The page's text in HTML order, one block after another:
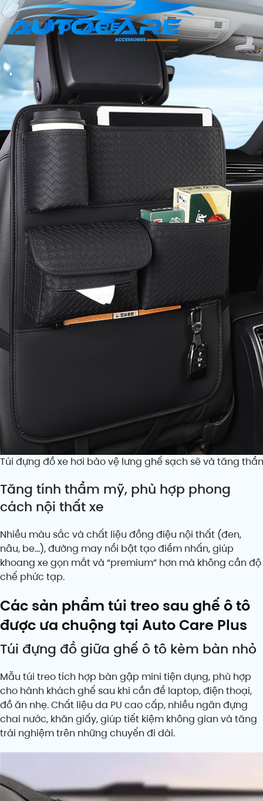
Túi đựng đồ xe hơi bảo vệ lưng ghế sạch sẽ và tăng
Tăng tính thẩm mỹ, phù hợp phong
cách nội thất xe
Nhiều màu sắc và chất liệu đồng điệu nội thất (đen,
nâu, be…), đường may nổi bật tạo điểm nhấn, giúp
khoang xe gọn mắt và “premium” hơn mà không cần độ
chế phức tạp.
Các sản phẩm túi treo sau ghế ô tô
được ưa chuộng tại Auto Care Plus
Túi đựng đồ giữa ghế ô tô kèm bàn nhỏ
Mẫu túi treo tích hợp bàn gập mini tiện dụng, phù hợp
cho hành khách ghế sau khi cần để laptop, điện thoại,
đồ ăn nhẹ. Chất liệu da PU cao cấp, nhiều ngăn đựng
chai nước, khăn giấy, giúp tiết kiệm không gian và tăng
trải nghiệm trên những chuyến đi dài.